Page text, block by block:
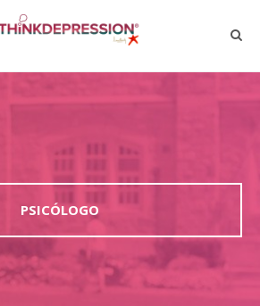
DEMÁS
RODEIOS
PSICÓLOGO